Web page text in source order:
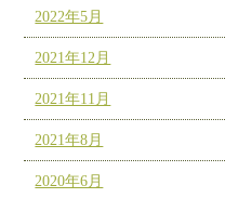
2022年5月
2021年12月
2021年11月
2021年8月
2020年6月